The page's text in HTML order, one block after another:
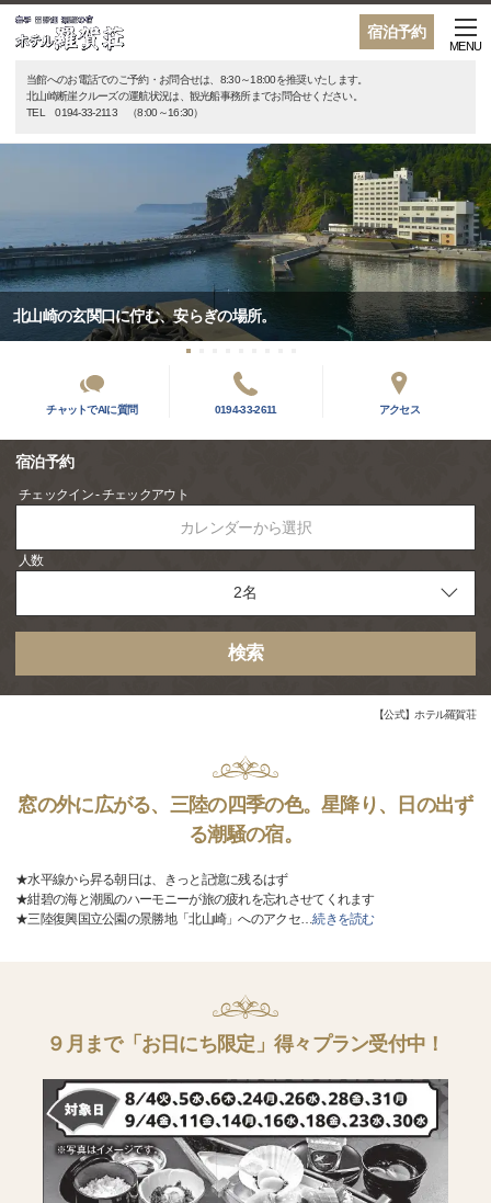
宿泊予約
MENU
当館へのお電話でのご予約・お問合せは、8:30～18:00を推奨いたします。
北山崎断崖クルーズの運航状況は、観光船事務所までお問合せください。
TEL 0194-33-2113 （8:00～16:30）
北山崎の玄関口に佇む、安らぎの場所。
チャットでAIに質問 0194-33-2611 アクセス
宿泊予約
チェックイン - チェックアウト
カレンダーから選択
人数
検索
【公式】ホテル羅賀荘
窓の外に広がる、三陸の四季の色。星降り、日の出ず
る潮騒の宿。
★水平線から昇る朝日は、きっと記憶に残るはず
★紺碧の海と潮風のハーモニーが旅の疲れを忘れさせてくれます
★三陸復興国立公園の景勝地「北山崎」へのアクセ…続きを読む
９月まで「お日にち限定」得々プラン受付中！